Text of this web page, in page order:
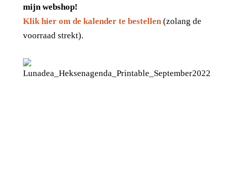
mijn webshop!
Klik hier om de kalender te bestellen (zolang de
voorraad strekt).